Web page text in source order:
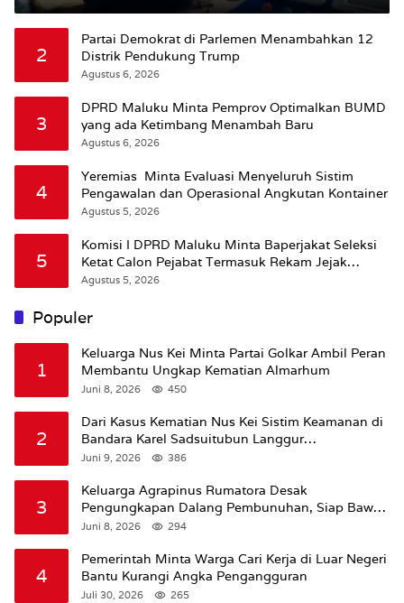
2
Partai Demokrat di Parlemen Menambahkan 12
Distrik Pendukung Trump
Agustus 6, 2026
3
DPRD Maluku Minta Pemprov Optimalkan BUMD
yang ada Ketimbang Menambah Baru
Agustus 6, 2026
4
Yeremias Minta Evaluasi Menyeluruh Sistim
Pengawalan dan Operasional Angkutan Kontainer
Agustus 5, 2026
5
Komisi I DPRD Maluku Minta Baperjakat Seleksi
Ketat Calon Pejabat Termasuk Rekam Jejak
Hukum
Agustus 5, 2026
Populer
1
Keluarga Nus Kei Minta Partai Golkar Ambil Peran
Membantu Ungkap Kematian Almarhum
Juni 8, 2026 450
2
Dari Kasus Kematian Nus Kei Sistim Keamanan di
Bandara Karel Sadsuitubun Langgur
Dipertanyakan
Juni 9, 2026 386
3
Keluarga Agrapinus Rumatora Desak
Pengungkapan Dalang Pembunuhan, Siap Bawa
Kasus ke Komisi III DPR RI
Juni 8, 2026 294
4
Pemerintah Minta Warga Cari Kerja di Luar Negeri
Bantu Kurangi Angka Pengangguran
Juli 30, 2026 265